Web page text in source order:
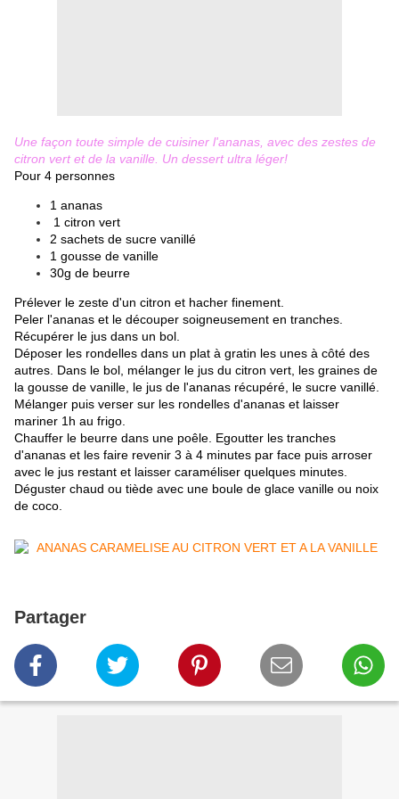
Une façon toute simple de cuisiner l'ananas, avec des zestes de
citron vert et de la vanille. Un dessert ultra léger!
Pour 4 personnes
1 ananas
1 citron vert
2 sachets de sucre vanillé
1 gousse de vanille
30g de beurre
​Prélever le zeste d'un citron et hacher finement.
Peler l'ananas et le découper soigneusement en tranches.
Récupérer le jus dans un bol.
Déposer les rondelles dans un plat à gratin les unes à côté des
autres. Dans le bol, mélanger le jus du citron vert, les graines de
la gousse de vanille, le jus de l'ananas récupéré, le sucre vanillé.
Mélanger puis verser sur les rondelles d'ananas et laisser
mariner 1h au frigo.
Chauffer le beurre dans une poêle. Egoutter les tranches
d'ananas et les faire revenir 3 à 4 minutes par face puis arroser
avec le jus restant et laisser caraméliser quelques minutes.
Déguster chaud ou tiède avec une boule de glace vanille ou noix
de coco.
Partager